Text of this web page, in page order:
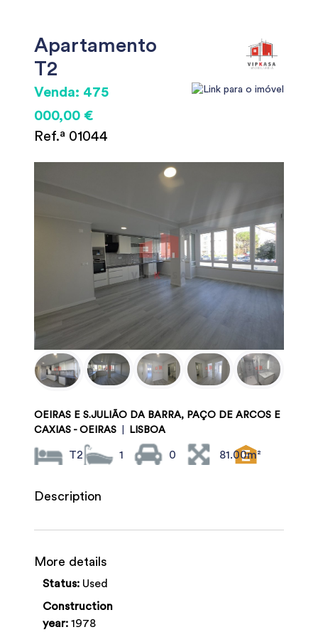
Apartamento
T2
Venda: 475
000,00 €
Ref.ª 01044
OEIRAS E S.JULIÃO DA BARRA, PAÇO DE ARCOS E
CAXIAS - OEIRAS
LISBOA
T2 1 0 81.00m²
Description
More details
Status: Used
Construction
year: 1978